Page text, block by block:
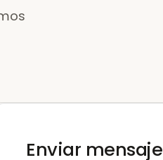
Enviar mensaje